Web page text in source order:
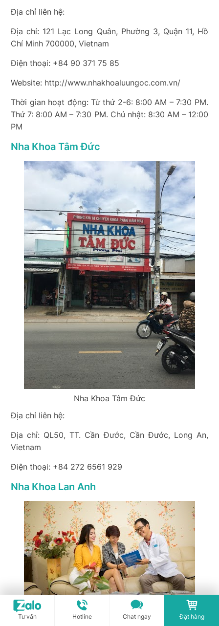
Địa chỉ liên hệ:
Địa chỉ: 121 Lạc Long Quân, Phường 3, Quận 11, Hồ
Chí Minh 700000, Vietnam
Điện thoại: +84 90 371 75 85
Website: http://www.nhakhoaluungoc.com.vn/
Thời gian hoạt động: Từ thứ 2-6: 8:00 AM – 7:30 PM.
Thứ 7: 8:00 AM – 7:30 PM. Chủ nhật: 8:30 AM – 12:00
PM
Nha Khoa Tâm Đức
Nha Khoa Tâm Đức
Địa chỉ liên hệ:
Địa chỉ: QL50, TT. Cần Đước, Cần Đước, Long An,
Vietnam
Điện thoại: +84 272 6561 929
Nha Khoa Lan Anh
Nha Khoa Lan Anh
Tư vấn Hotline Chat ngay Đặt hàng